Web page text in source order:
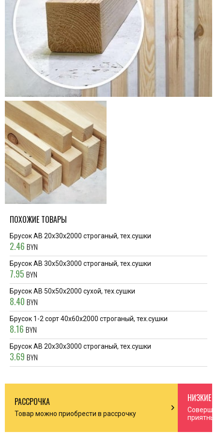
ПОХОЖИЕ ТОВАРЫ
Брусок АВ 20x30x2000 строганый, тех.сушки
2.46 BYN
Брусок AB 30x50x3000 строганый, тех.сушки
7.95 BYN
Брусок AB 50x50x2000 сухой, тех.сушки
8.40 BYN
Брусок 1-2 сорт 40x60x2000 строганый, тех.сушки
8.16 BYN
Брусок АВ 20x30x3000 строганый, тех.сушки
3.69 BYN
РАССРОЧКА
Товар можно приобрести в рассрочку chevron_right
НИЗКИЕ